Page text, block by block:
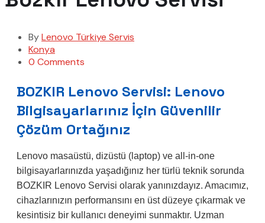
ByLenovo Türkiye Servis
Konya
0 Comments
BOZKIR Lenovo Servisi: Lenovo
Bilgisayarlarınız İçin Güvenilir
Çözüm Ortağınız
Lenovo masaüstü, dizüstü (laptop) ve all-in-one
bilgisayarlarınızda yaşadığınız her türlü teknik sorunda
BOZKIR Lenovo Servisi olarak yanınızdayız. Amacımız,
cihazlarınızın performansını en üst düzeye çıkarmak ve
kesintisiz bir kullanıcı deneyimi sunmaktır. Uzman